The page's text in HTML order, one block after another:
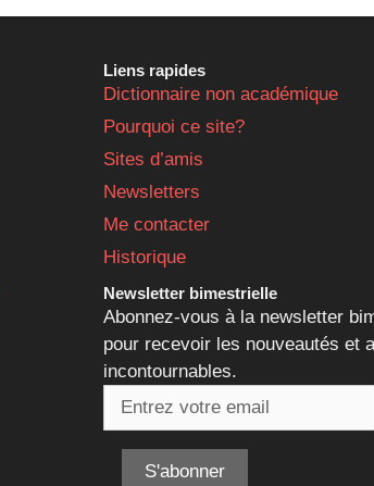
Liens rapides
Dictionnaire non académique
Pourquoi ce site?
Sites d’amis
Newsletters
Me contacter
Historique
Newsletter bimestrielle
Abonnez-vous à la newsletter
pour recevoir les nouveautés et
incontournables.